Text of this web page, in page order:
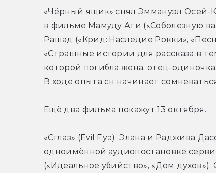
«Чёрный ящик» снял Эммануэл Осей-
в фильме Мамуду Ати («Соболезную
Рашад («Крид: Наследие Рокки»,
«Страшные истории для рассказа в
которой погибла жена, отец-
В ходе опыта он начинает
Ещё два фильма покажут 13 октября.
«Сглаз» (Evil Eye)  Элана и Раджива
одноимённой аудиопостановке
(«Идеальное убийство», «Дом